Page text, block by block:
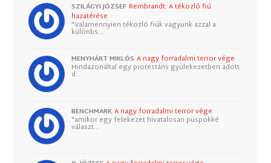
SZILÁGYI JÓZSEF Rembrandt: A tékozló fiú
hazatérése
"Valamennyien tékozló fiúk vagyunk azzal a
különbs…
MENYHÁRT MIKLÓS A nagy forradalmi terror vége
Mindazonáltal egy protestáns gyülekezetben adott
d…
BENCHMARK A nagy forradalmi terror vége
"amikor egy felekezet hivatalosan püspökké
választ…